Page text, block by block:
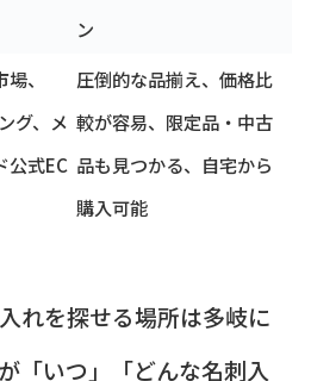
ン
、
グ、メ
公式EC
圧倒的な品揃え、価格比
較が容易、限定品・中古
品も見つかる、自宅から
購入可能
れを探せる場所は多岐に
「いつ」「どんな名刺入